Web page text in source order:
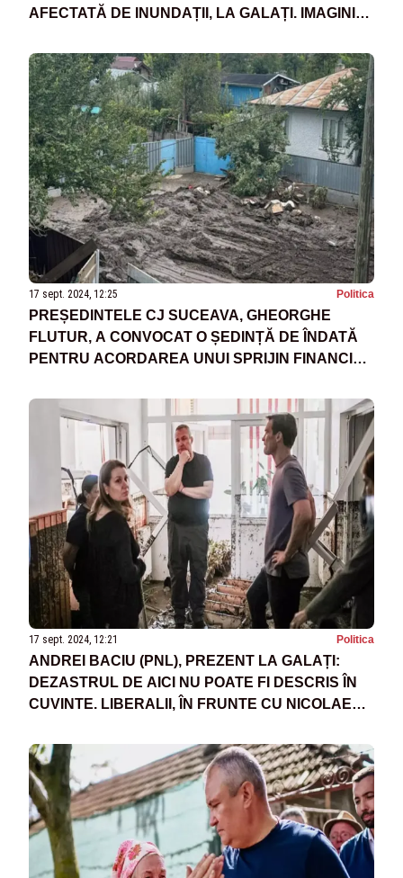
AFECTATĂ DE INUNDAȚII, LA GALAȚI. IMAGINI
DE APE
17 sept. 2024, 12:25 Politica
PREȘEDINTELE CJ SUCEAVA, GHEORGHE
FLUTUR, A CONVOCAT O ȘEDINȚĂ DE ÎNDATĂ
PENTRU ACORDAREA UNUI SPRIJIN FINANCIAR
17 sept. 2024, 12:21 Politica
ANDREI BACIU (PNL), PREZENT LA GALAȚI:
DEZASTRUL DE AICI NU POATE FI DESCRIS ÎN
CUVINTE. LIBERALII, ÎN FRUNTE CU NICOLAE
AFECTAȚI DE INUNDAȚII